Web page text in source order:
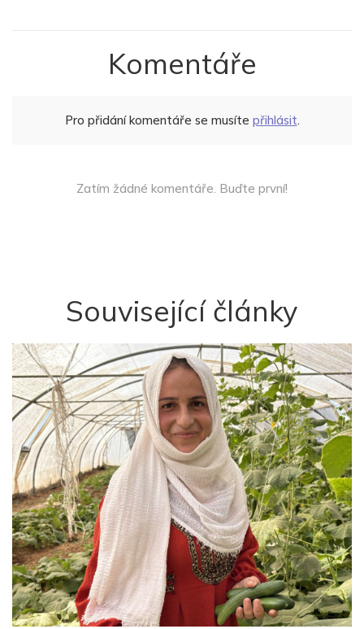
Komentáře
Pro přidání komentáře se musíte přihlásit.
Zatím žádné komentáře. Buďte první!
Související články